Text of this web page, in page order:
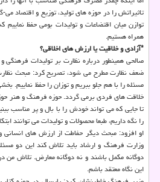
تاثیراتش را در حوزه های تولید، توزیع و اقتصاد می-
توازن میان اقتضاعات و تولیدات بومی حفظ
همراه هستیم.
*آزادی و خلاقیت یا ارزش های اخلاقی؟
صالحی همینطور درباره نظارت بر تولیدات فرهنگی
ضعف نظارت مطرح می شود، تصریح کرد: مبحث
مسئله را با هم جلو ببریم و توزان را حفظ نماییم.
خلاقت های فردی برمی گردد. حوزه فرهنگ و هنر
تا جایی که می تواند خودش را با بال و پر مناسب
را نگه داریم، طبعا محصولات و تولیدات می توانند
او افزود: مبحث دیگر حفاطت از ارزش های
وزارت فرهنگ و ارشاد باید تلاش کند این دو
دوگانه مکمل باشند و نه دوگانه معارض. تلاش من
این نگاه معتقد باشم.